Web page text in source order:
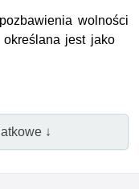
wolności
jest jako
↓